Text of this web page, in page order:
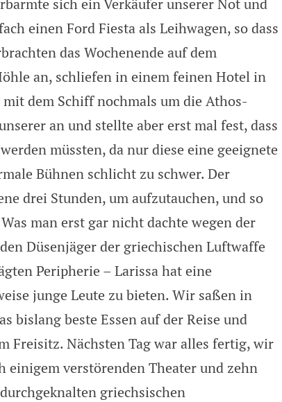
sich ein Verkäufer unserer Not und
einen Ford Fiesta als Leihwagen, so dass
das Wochenende auf dem
an, schliefen in einem feinen Hotel in
dem Schiff nochmals um die Athos-
an und stellte aber erst mal fest, dass
müssten, da nur diese eine geeignete
Bühnen schlicht zu schwer. Der
drei Stunden, um aufzutauchen, und so
man erst gar nicht dachte wegen der
Düsenjäger der griechischen Luftwaffe
Peripherie – Larissa hat eine
junge Leute zu bieten. Wir saßen in
bislang beste Essen auf der Reise und
Freisitz. Nächsten Tag war alles fertig, wir
einigem verstörenden Theater und zehn
griechsischen